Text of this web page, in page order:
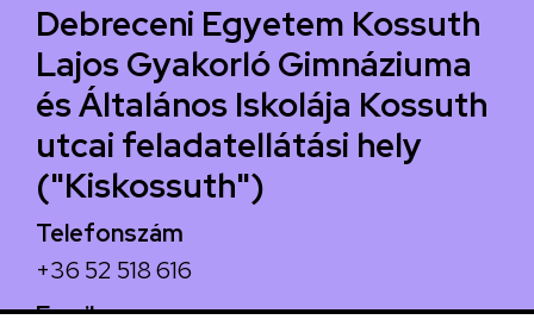
Debreceni Egyetem Kossuth
Lajos Gyakorló Gimnáziuma
és Általános Iskolája Kossuth
utcai feladatellátási hely
("Kiskossuth")
Telefonszám
+36 52 518 616
Email